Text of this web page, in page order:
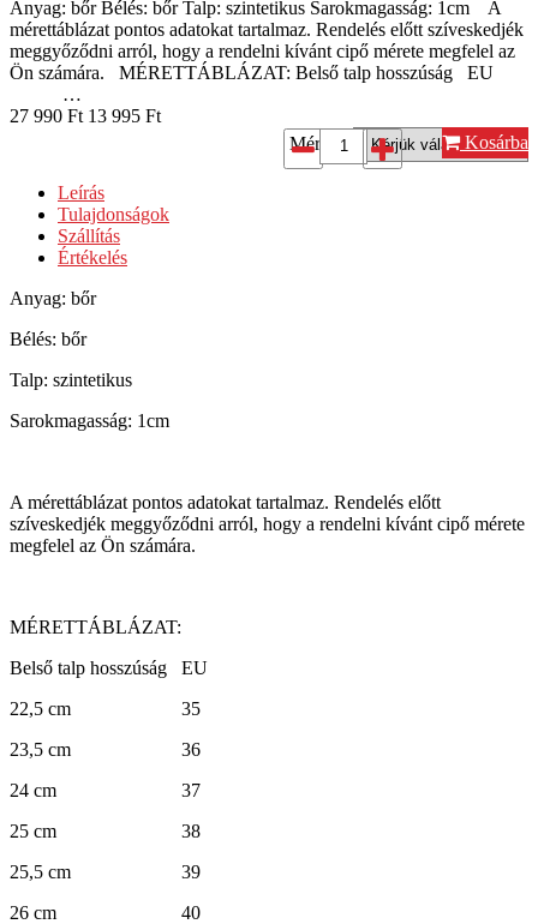
Anyag: bőr Bélés: bőr Talp: szintetikus Sarokmagasság: 1cm A
mérettáblázat pontos adatokat tartalmaz. Rendelés előtt szíveskedjék
meggyőződni arról, hogy a rendelni kívánt cipő mérete megfelel az
Ön számára. MÉRETTÁBLÁZAT: Belső talp hosszúság EU
…
27 990 Ft 13 995 Ft
Méret*:
Kosárba
Leírás
Tulajdonságok
Szállítás
Értékelés
Anyag: bőr
Bélés: bőr
Talp: szintetikus
Sarokmagasság: 1cm
A mérettáblázat pontos adatokat tartalmaz. Rendelés előtt
szíveskedjék meggyőződni arról, hogy a rendelni kívánt cipő mérete
megfelel az Ön számára.
MÉRETTÁBLÁZAT:
Belső talp hosszúság EU
22,5 cm 35
23,5 cm 36
24 cm 37
25 cm 38
25,5 cm 39
26 cm 40